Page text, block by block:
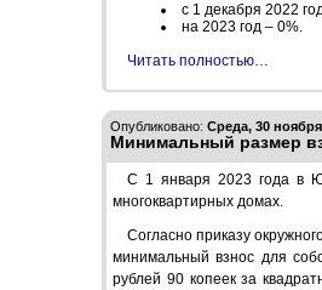
с 1 декабря 2022
на 2023 год – 0%.
Читать полностью…
Опубликовано: Среда, 30
Минимальный размер
С 1 января 2023 года в
многоквартирных домах.
Согласно приказу
минимальный взнос для
рублей 90 копеек за